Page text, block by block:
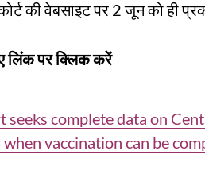
की वेबसाइट पर 2 जून को ही
लिंक पर क्लिक करें
complete data on
vaccination can be